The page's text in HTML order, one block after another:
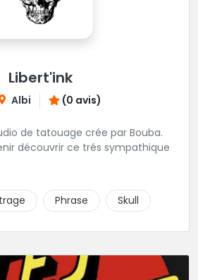
Libert'ink
Albi (0 avis)
de tatouage crée par Bouba.
découvrir ce trés sympathique
Phrase Skull